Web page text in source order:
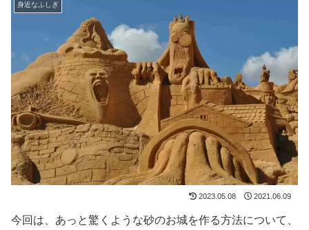
身近なふしぎ
2023.05.08 2021.06.09
今回は、あっと驚くような砂のお城を作る方法について、